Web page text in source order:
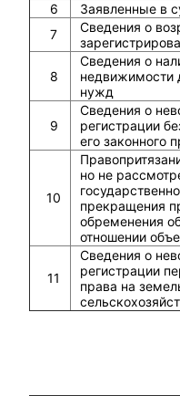
6
Заявленные в
7
Сведения о
8
Сведения о
недвижимости
нужд
9
Сведения о
регистрации
его законного
10
но не
прекращения
обременения
отношении
11
Сведения о
регистрации
права на